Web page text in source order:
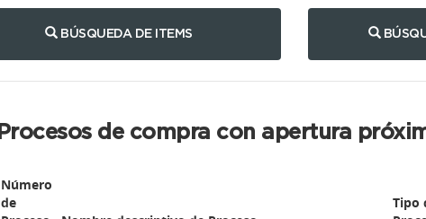
BÚSQUEDA DE ITEMS
Procesos de compra con apertura
Número
de
Tipo